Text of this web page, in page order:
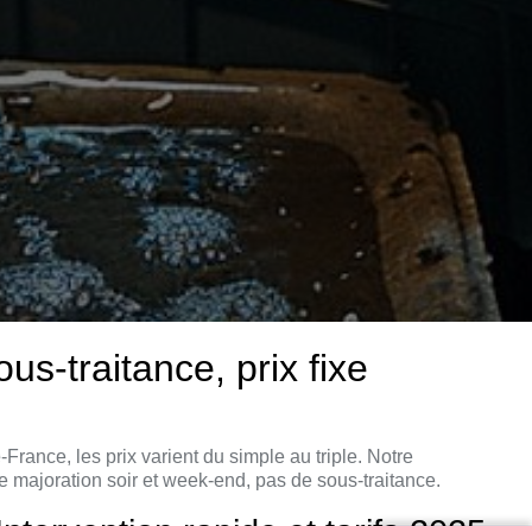
traitance, prix fixe
les prix varient du simple au triple. Notre
soir et week-end, pas de sous-traitance.